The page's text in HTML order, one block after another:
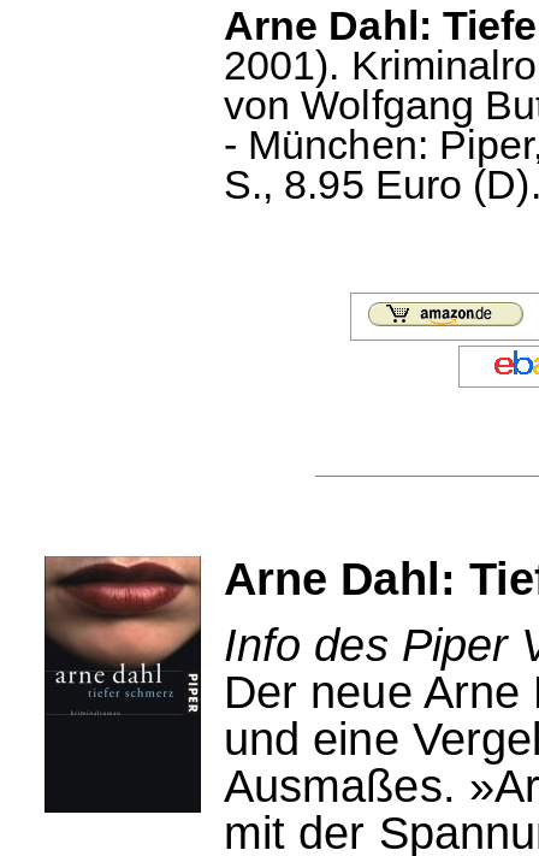
Arne Dahl:
2001).
von Wolfgang
- München:
S., 8.95 Euro
Arne Dahl:
Info des Piper
Der neue
und eine
Ausmaßes.
mit der